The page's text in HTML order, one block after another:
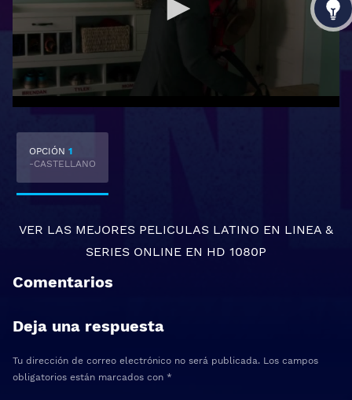
OPCIÓN 1
-CASTELLANO
VER LAS MEJORES PELICULAS LATINO EN LINEA &
SERIES ONLINE EN HD 1080P
Comentarios
Deja una respuesta
Tu dirección de correo electrónico no será publicada. Los campos
obligatorios están marcados con *